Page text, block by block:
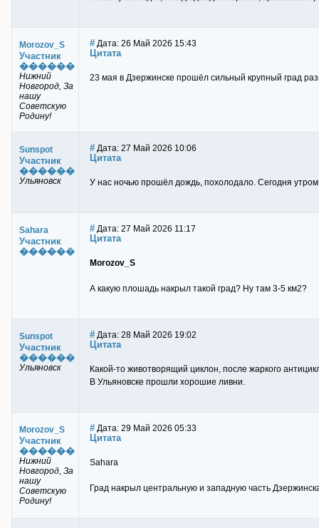
Morozov_S
Участник
������
Нижний
Новгород, За
нашу
Советскую
Родину!
# Дата: 26 Май 2026 15:43
Цитата
23 мая в Дзержинске прошёл сильный крупный град
Sunspot
Участник
������
Ульяновск
# Дата: 27 Май 2026 10:06
Цитата
У нас ночью прошёл дождь, похолодало. Сегодня
Sahara
Участник
������
# Дата: 27 Май 2026 11:17
Цитата
Morozov_S
А какую плошадь накрыл такой град? Ну там 3-5 км2?
Sunspot
Участник
������
Ульяновск
# Дата: 28 Май 2026 19:02
Цитата
Какой-то животворящий циклон, после жаркого
В Ульяновске прошли хорошие ливни.
Morozov_S
Участник
������
Нижний
Новгород, За
нашу
Советскую
Родину!
# Дата: 29 Май 2026 05:33
Цитата
Sahara
Град накрыл центральную и западную часть